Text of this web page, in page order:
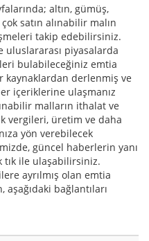
altın, gümüş,
satın alınabilir malın
takip edebilirsiniz.
uluslararası piyasalarda
bulabileceğiniz emtia
derlenmiş ve
içeriklerine ulaşmanız
malların ithalat ve
vergileri, üretim ve daha
yön verebilecek
güncel haberlerin yanı
tık ile ulaşabilirsiniz.
ayrılmış olan emtia
bağlantıları